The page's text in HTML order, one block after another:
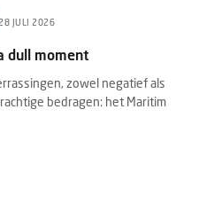
28 JULI 2026
dull moment
zowel negatief als
bedragen: het Maritim